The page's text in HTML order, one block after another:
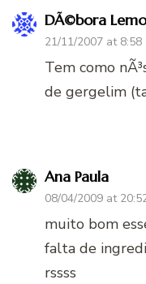
DÃ©bora
21/11/2007 at 8:58
Tem como
de gergelim
Ana Paula
08/04/2009 at
muito bom
falta de
rssss